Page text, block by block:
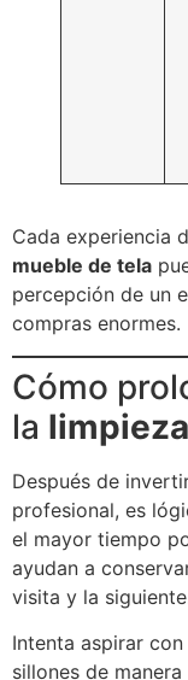
Cada experiencia
mueble de tela
percepción de un
compras enormes.
Cómo
la
Después de
profesional, es
el mayor tiempo
ayudan a
visita y la
Intenta aspirar
sillones de